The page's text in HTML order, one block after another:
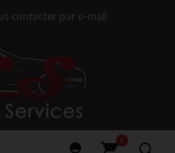
contacter par e-mail
0